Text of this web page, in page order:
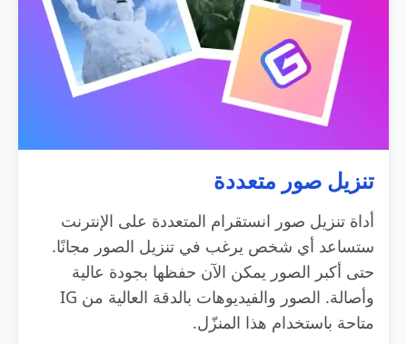
تنزيل صور متعددة
أداة تنزيل صور انستقرام المتعددة على الإنترنت
ستساعد أي شخص يرغب في تنزيل الصور مجانًا.
حتى أكبر الصور يمكن الآن حفظها بجودة عالية
وأصالة. الصور والفيديوهات بالدقة العالية من IG
متاحة باستخدام هذا المنزّل.